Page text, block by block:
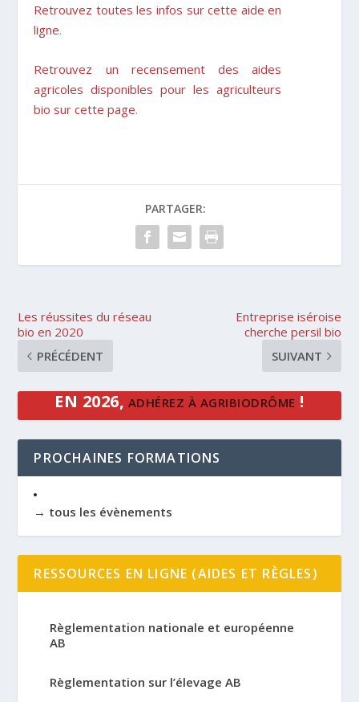
Retrouvez toutes les infos sur cette aide en
ligne.
Retrouvez un recensement des aides
agricoles disponibles pour les agriculteurs
bio sur cette page.
PARTAGER:
Les réussites du réseau
bio en 2020
PRÉCÉDENT
Entreprise iséroise
cherche persil bio
SUIVANT
EN 2026, ADHÉREZ À AGRIBIODRÔME !
PROCHAINES FORMATIONS
→ tous les évènements
RESSOURCES EN LIGNE (AIDES ET RÈGLES)
Règlementation nationale et européenne
AB
Règlementation sur l’élevage AB